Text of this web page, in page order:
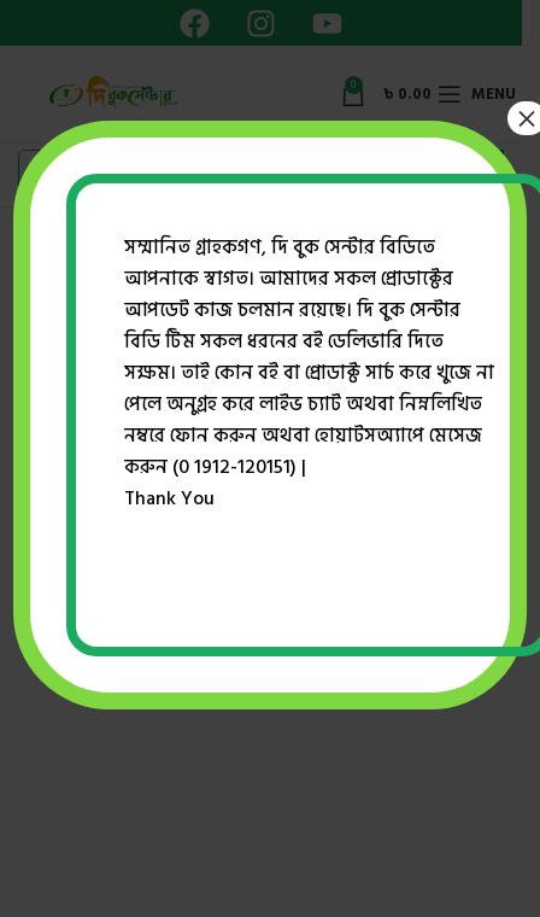
0 ৳ 0.00 MENU
Showing the single result
Show sidebar
৳490.00
সম্মানিত গ্রাহকগণ, দি বুক সেন্টার বিডিতে
আপনাকে স্বাগত। আমাদের সকল প্রোডাক্টের
আপডেট কাজ চলমান রয়েছে। দি বুক সেন্টার
বিডি টিম সকল ধরনের বই ডেলিভারি দিতে
সক্ষম। তাই কোন বই বা প্রোডাক্ট সার্চ করে খুজে না
পেলে অনুগ্রহ করে লাইভ চ্যাট অথবা নিম্নলিখিত
নম্বরে ফোন করুন অথবা হোয়াটসঅ্যাপে মেসেজ
করুন (0 1912-120151) |
Thank You
×